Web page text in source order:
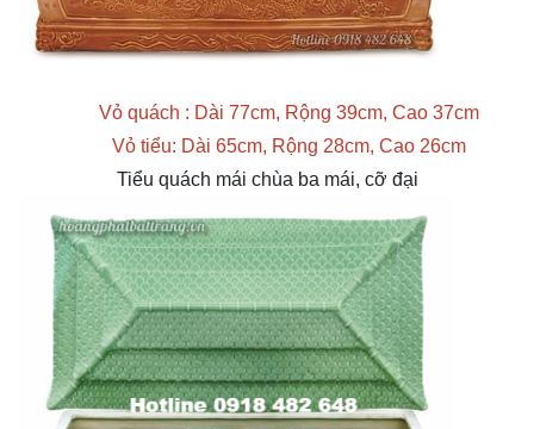
Vỏ quách : Dài 77cm, Rộng 39cm, Cao 37cm
Vỏ tiểu: Dài 65cm, Rộng 28cm, Cao 26cm
Tiểu quách mái chùa ba mái, cỡ đại